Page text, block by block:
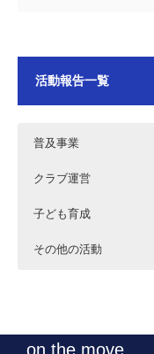
活動報告一覧
普及事業
クラブ運営
子ども育成
その他の活動
2024年9月
2026年7月5
2024年8月2
2024年3月
on the move.